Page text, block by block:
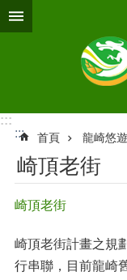
跳到主要內容區塊
:::
:::
首頁 龍崎悠
崎頂老街
崎頂老街
崎頂老街計畫之規
行串聯，目前龍崎